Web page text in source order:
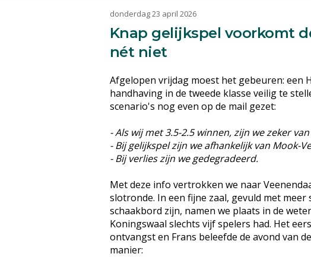
donderdag 23 april 2026
Knap gelijkspel voorkomt
nét niet
Afgelopen vrijdag moest het gebeuren: een
handhaving in de tweede klasse veilig te
scenario's nog even op de mail gezet:
- Als wij met 3.5-2.5 winnen, zijn we zeker
- Bij gelijkspel zijn we afhankelijk van Mook-
- Bij verlies zijn we gedegradeerd.
Met deze info vertrokken we naar
slotronde. In een fijne zaal, gevuld met meer
schaakbord zijn, namen we plaats in de
Koningswaal slechts vijf spelers had. Het
ontvangst en Frans beleefde de avond van
manier: